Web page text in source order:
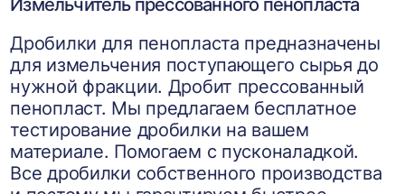
Измельчитель прессованного пенопласта
Дробилки для пенопласта предназначены
для измельчения поступающего сырья до
нужной фракции. Дробит прессованный
пенопласт. Мы предлагаем бесплатное
тестирование дробилки на вашем
материале. Помогаем с пусконаладкой.
Все дробилки собственного производства